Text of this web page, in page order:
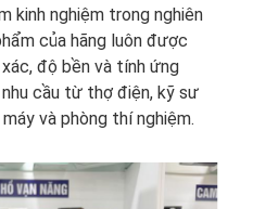
kinh nghiệm trong nghiên
của hãng luôn được
độ bền và tính ứng
cầu từ thợ điện, kỹ sư
và phòng thí nghiệm.